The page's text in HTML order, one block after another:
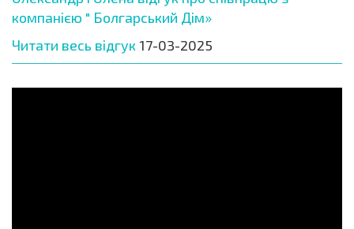
компанією " Болгарський Дім»
Читати весь відгук 17-03-2025